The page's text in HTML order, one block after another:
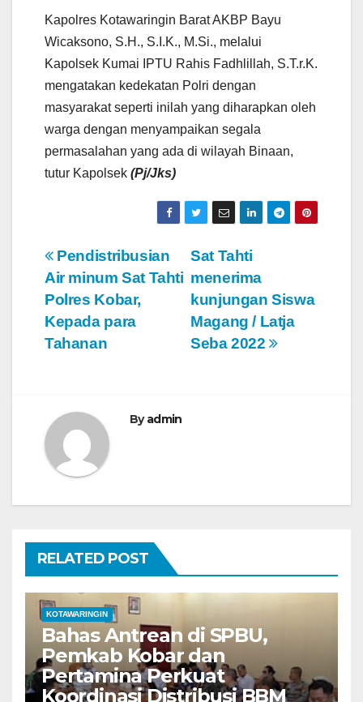
Kapolres Kotawaringin Barat AKBP Bayu
Wicaksono, S.H., S.I.K., M.Si., melalui
Kapolsek Kumai IPTU Rahis Fadhlillah, S.T.r.K.
mengatakan kedekatan Polri dengan
masyarakat seperti inilah yang diharapkan oleh
warga dengan menyampaikan segala
permasalahan yang ada di wilayah Binaan,
tutur Kapolsek (Pj/Jks)
N
a
v
a
s
o
s
Sat Tahti
menerima
kunjungan Siswa
Magang / Latja
Seba 2022
Pendistribusian
Air minum Sat Tahti
Polres Kobar,
Kepada para
Tahanan
Byadmin
RELATED POST
KOTAWARINGIN
Bahas Antrean di SPBU,
Pemkab Kobar dan
Pertamina Perkuat
Koordinasi Distribusi BBM